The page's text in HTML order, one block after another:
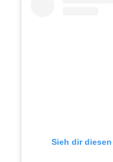
Sieh dir